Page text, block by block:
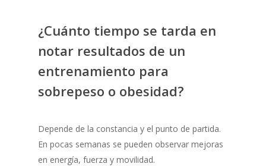
¿Cuánto tiempo se tarda en
notar resultados de un
entrenamiento para
sobrepeso o obesidad?
Depende de la constancia y el punto de partida.
En pocas semanas se pueden observar mejoras
en energía, fuerza y movilidad.